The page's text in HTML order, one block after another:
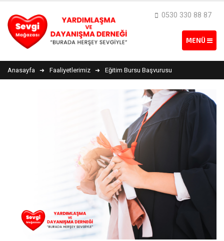
0530 330 88 87
Anasayfa Faaliyetlerimiz Eğitim Bursu Başvurusu